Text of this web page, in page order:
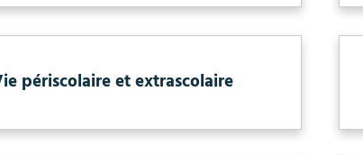
périscolaire et extrascolaire